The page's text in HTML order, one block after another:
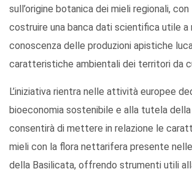
sull’origine botanica dei mieli regionali,
costruire una banca dati scientifica utile
conoscenza delle produzioni apistiche
caratteristiche ambientali dei territori da
L’iniziativa rientra nelle attività europee
bioeconomia sostenibile e alla tutela
consentirà di mettere in relazione le
mieli con la flora nettarifera presente
della Basilicata, offrendo strumenti utili